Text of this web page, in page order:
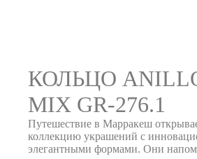
КОЛЬЦО
MIX GR-276.1
Путешествие в Марракеш
коллекцию украшений с
элегантными формами. Они